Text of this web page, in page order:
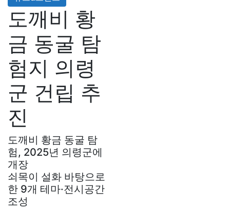
도깨비 황
금 동굴 탐
험지 의령
군 건립 추
진
도깨비 황금 동굴 탐
험, 2025년 의령군에
개장
쇠목이 설화 바탕으로
한 9개 테마·전시공간
조성